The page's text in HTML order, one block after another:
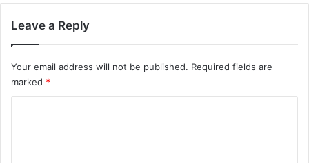
Leave a Reply
Your email address will not be published. Required fields are
marked *